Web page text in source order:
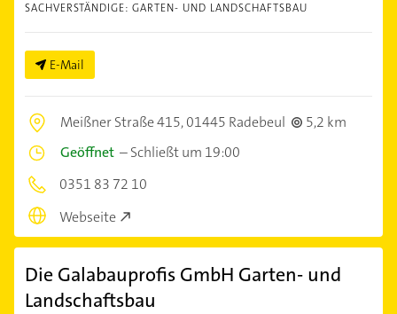
SACHVERSTÄNDIGE: GARTEN- UND LANDSCHAFTSBAU
E-Mail
Meißner Straße 415,01445 Radebeul
5,2 km
Geöffnet –Schließt um 19:00
0351 83 72 10
Webseite
Die Galabauprofis GmbH Garten- und
Landschaftsbau